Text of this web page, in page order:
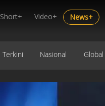
Short+ Video+ News+
Terkini Nasional Global